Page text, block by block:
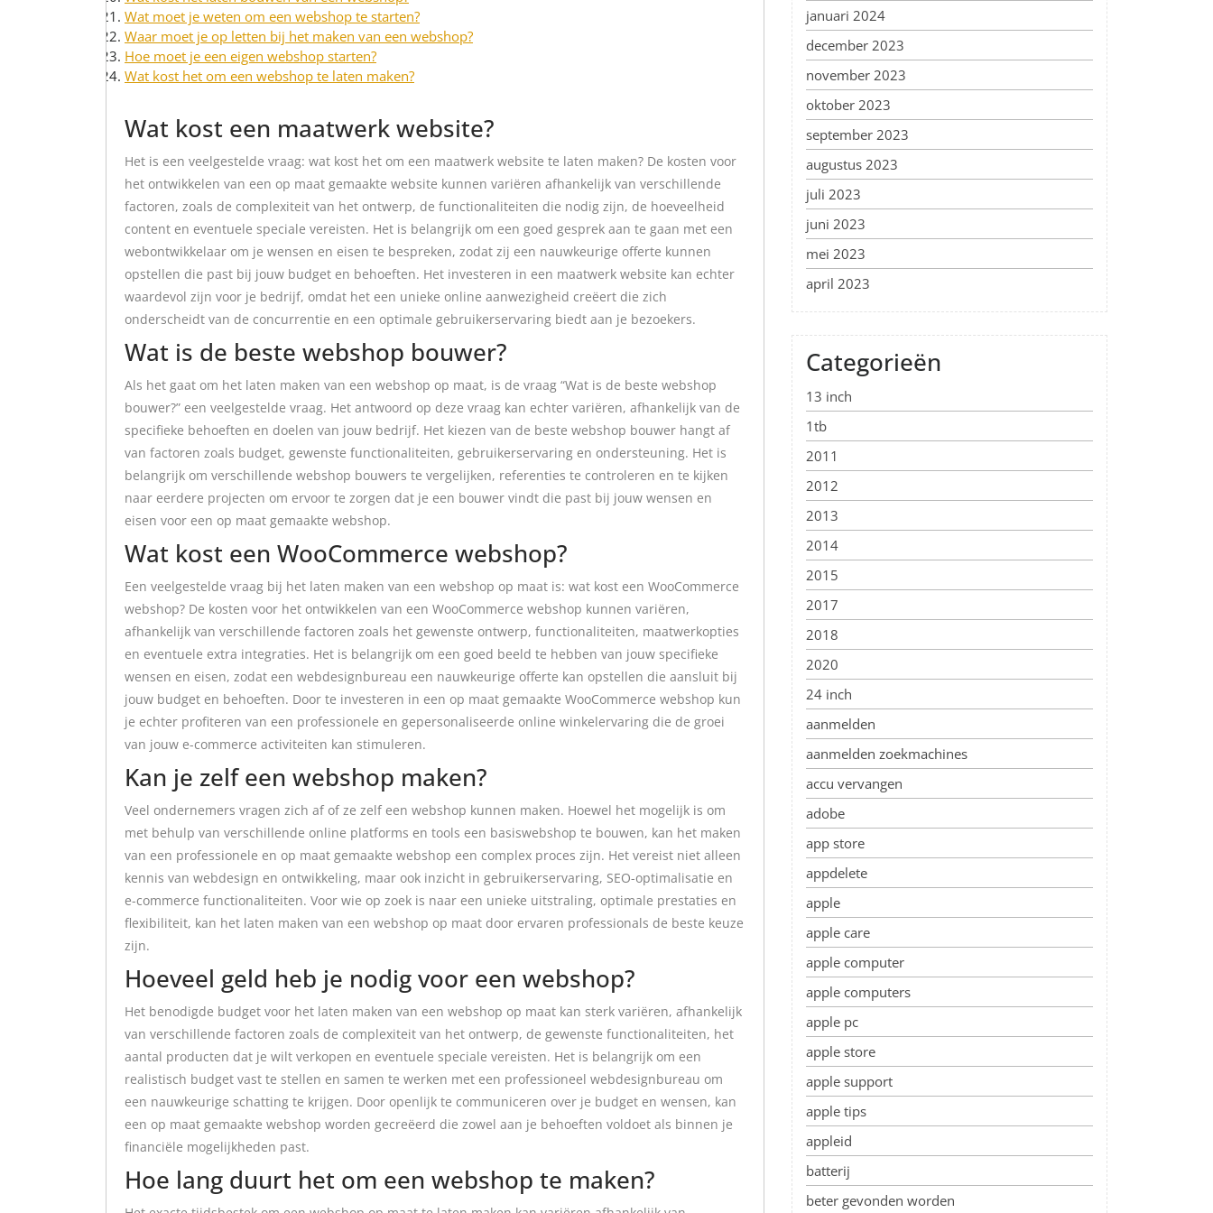
Wat moet je weten om een webshop te starten?
Waar moet je op letten bij het maken van een webshop?
Hoe moet je een eigen webshop starten?
Wat kost het om een webshop te laten maken?
Wat kost een maatwerk website?
Het is een veelgestelde vraag: wat kost het om een maatwerk website te laten maken? De kosten voor
het ontwikkelen van een op maat gemaakte website kunnen variëren afhankelijk van verschillende
factoren, zoals de complexiteit van het ontwerp, de functionaliteiten die nodig zijn, de hoeveelheid
content en eventuele speciale vereisten. Het is belangrijk om een goed gesprek aan te gaan met een
webontwikkelaar om je wensen en eisen te bespreken, zodat zij een nauwkeurige offerte kunnen
opstellen die past bij jouw budget en behoeften. Het investeren in een maatwerk website kan echter
waardevol zijn voor je bedrijf, omdat het een unieke online aanwezigheid creëert die zich
onderscheidt van de concurrentie en een optimale gebruikerservaring biedt aan je bezoekers.
Wat is de beste webshop bouwer?
Als het gaat om het laten maken van een webshop op maat, is de vraag “Wat is de beste webshop
bouwer?” een veelgestelde vraag. Het antwoord op deze vraag kan echter variëren, afhankelijk van de
specifieke behoeften en doelen van jouw bedrijf. Het kiezen van de beste webshop bouwer hangt af
van factoren zoals budget, gewenste functionaliteiten, gebruikerservaring en ondersteuning. Het is
belangrijk om verschillende webshop bouwers te vergelijken, referenties te controleren en te kijken
naar eerdere projecten om ervoor te zorgen dat je een bouwer vindt die past bij jouw wensen en
eisen voor een op maat gemaakte webshop.
Wat kost een WooCommerce webshop?
Een veelgestelde vraag bij het laten maken van een webshop op maat is: wat kost een WooCommerce
webshop? De kosten voor het ontwikkelen van een WooCommerce webshop kunnen variëren,
afhankelijk van verschillende factoren zoals het gewenste ontwerp, functionaliteiten, maatwerkopties
en eventuele extra integraties. Het is belangrijk om een goed beeld te hebben van jouw specifieke
wensen en eisen, zodat een webdesignbureau een nauwkeurige offerte kan opstellen die aansluit bij
jouw budget en behoeften. Door te investeren in een op maat gemaakte WooCommerce webshop kun
je echter profiteren van een professionele en gepersonaliseerde online winkelervaring die de groei
van jouw e-commerce activiteiten kan stimuleren.
Kan je zelf een webshop maken?
Veel ondernemers vragen zich af of ze zelf een webshop kunnen maken. Hoewel het mogelijk is om
met behulp van verschillende online platforms en tools een basiswebshop te bouwen, kan het maken
van een professionele en op maat gemaakte webshop een complex proces zijn. Het vereist niet alleen
kennis van webdesign en ontwikkeling, maar ook inzicht in gebruikerservaring, SEO-optimalisatie en
e-commerce functionaliteiten. Voor wie op zoek is naar een unieke uitstraling, optimale prestaties en
flexibiliteit, kan het laten maken van een webshop op maat door ervaren professionals de beste keuze
zijn.
Hoeveel geld heb je nodig voor een webshop?
Het benodigde budget voor het laten maken van een webshop op maat kan sterk variëren, afhankelijk
van verschillende factoren zoals de complexiteit van het ontwerp, de gewenste functionaliteiten, het
aantal producten dat je wilt verkopen en eventuele speciale vereisten. Het is belangrijk om een
realistisch budget vast te stellen en samen te werken met een professioneel webdesignbureau om
een nauwkeurige schatting te krijgen. Door openlijk te communiceren over je budget en wensen, kan
een op maat gemaakte webshop worden gecreëerd die zowel aan je behoeften voldoet als binnen je
financiële mogelijkheden past.
Hoe lang duurt het om een webshop te maken?
januari 2024
december 2023
november 2023
oktober 2023
september 2023
augustus 2023
juli 2023
juni 2023
mei 2023
april 2023
Categorieën
13 inch
1tb
2011
2012
2013
2014
2015
2017
2018
2020
24 inch
aanmelden
aanmelden zoekmachines
accu vervangen
adobe
app store
appdelete
apple
apple care
apple computer
apple computers
apple pc
apple store
apple support
apple tips
appleid
batterij
beter gevonden worden